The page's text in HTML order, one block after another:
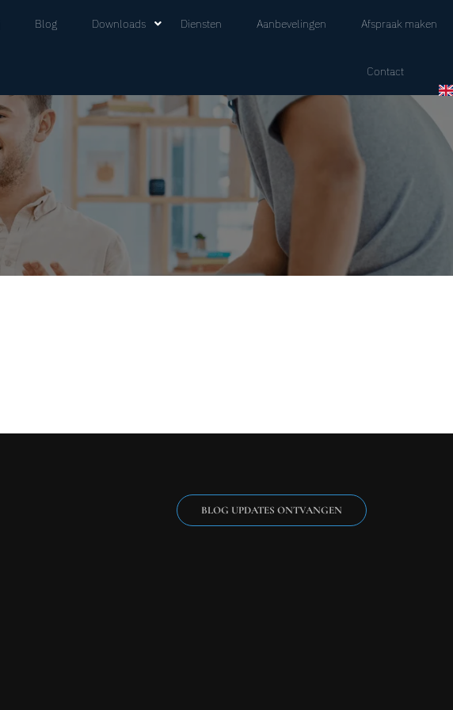
Blog Downloads Diensten Aanbevelingen Afspraak maken
Contact
BLOG UPDATES ONTVANGEN